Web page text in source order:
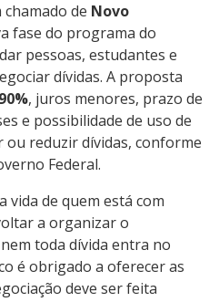
chamado de Novo
fase do programa do
pessoas, estudantes e
dívidas. A proposta
, juros menores, prazo de
e possibilidade de uso de
ou reduzir dívidas, conforme
Federal.
vida de quem está com
a organizar o
toda dívida entra no
é obrigado a oferecer as
deve ser feita